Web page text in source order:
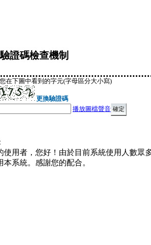
驗證碼檢查機制
在下圖中看到的字元(字母區分大小寫)
更換驗證碼
播放圖檔聲音
使用者，您好！由於目前系統使用人數眾
本系統。感謝您的配合。